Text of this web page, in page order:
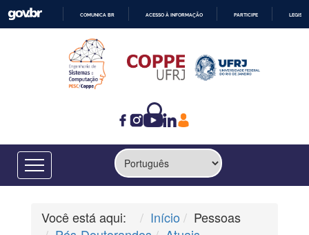
CONTEÚDO
COMUNICA BR ACESSO À INFORMAÇÃO PARTICIPE
Você está aqui: Início
Pessoas